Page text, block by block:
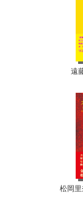
遠
松岡